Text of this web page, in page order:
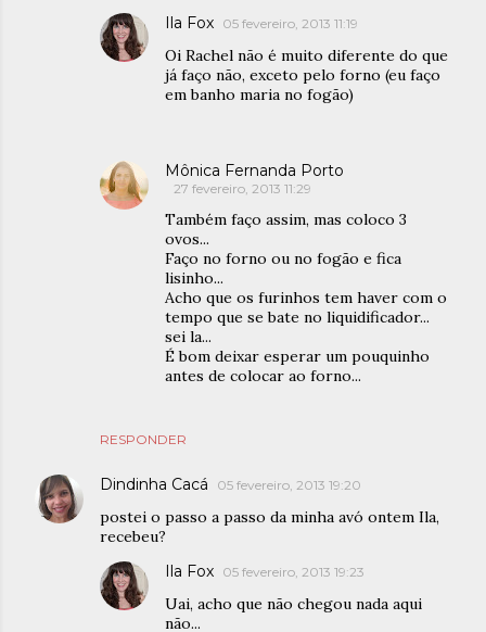
RESPONDER
Ila Fox 05 fevereiro, 2013 11:19
Oi Rachel não é muito diferente do que
já faço não, exceto pelo forno (eu faço
em banho maria no fogão)
Mônica Fernanda Porto
27 fevereiro, 2013 11:29
Também faço assim, mas coloco 3
ovos...
Faço no forno ou no fogão e fica
lisinho...
Acho que os furinhos tem haver com o
tempo que se bate no liquidificador...
sei la...
É bom deixar esperar um pouquinho
antes de colocar ao forno...
Dindinha Cacá 05 fevereiro, 2013 19:20
postei o passo a passo da minha avó ontem Ila,
recebeu?
Ila Fox 05 fevereiro, 2013 19:23
Uai, acho que não chegou nada aqui
não...